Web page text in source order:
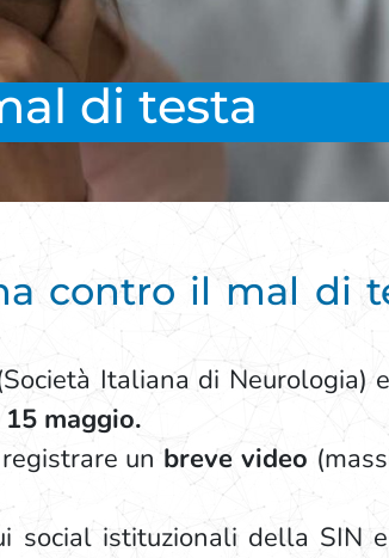
di testa
contro il mal di
Italiana di Neurologia)
maggio.
unbreve video
social istituzionali della SIN